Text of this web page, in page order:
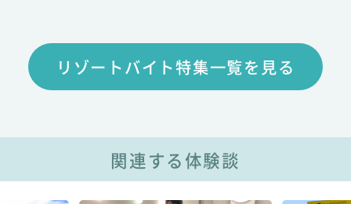
リゾートバイト特集一覧を見る
関連する体験談